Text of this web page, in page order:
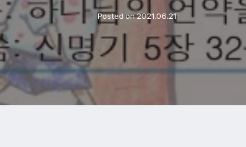
Posted on2021.06.21